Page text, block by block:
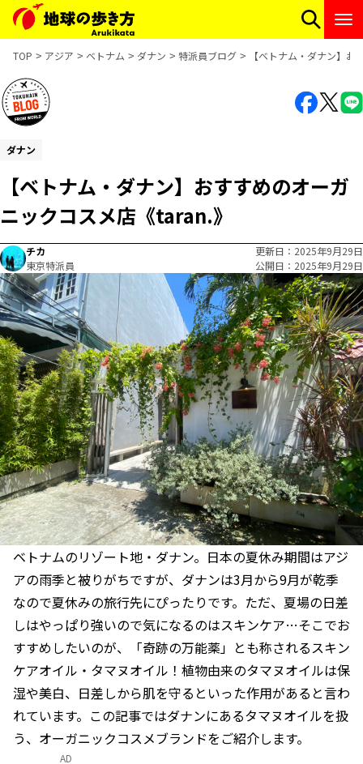
TOP アジア ベトナム ダナン 特派員ブログ 【ベトナム・ダナン】
ダナン
【ベトナム・ダナン】おすすめのオーガ
ニックコスメ店《taran.》
チカ
東京特派員
更新日
2025年9月29日
公開日
2025年9月29日
ベトナムのリゾート地・ダナン。日本の夏休み期間はアジ
アの雨季と被りがちですが、ダナンは3月から9月が乾季
なので夏休みの旅行先にぴったりです。ただ、夏場の日差
しはやっぱり強いので気になるのはスキンケア…そこでお
すすめしたいのが、「奇跡の万能薬」とも称されるスキン
ケアオイル・タマヌオイル！植物由来のタマヌオイルは保
湿や美白、日差しから肌を守るといった作用があると言わ
れています。この記事ではダナンにあるタマヌオイルを扱
う、オーガニックコスメブランドをご紹介します。
AD